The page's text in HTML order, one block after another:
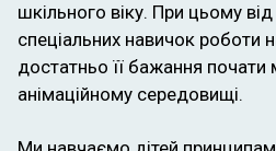
шкільного віку. При цьому
спеціальних навичок роботи
достатньо її бажання
анімаційному середовищі.